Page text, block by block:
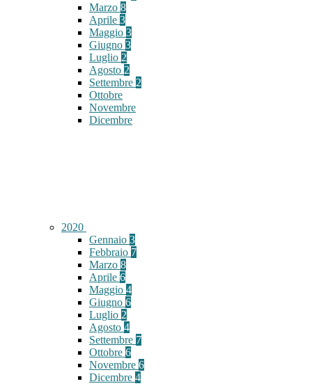
Marzo 8
Aprile 3
Maggio 3
Giugno 3
Luglio 2
Agosto 2
Settembre 2
Ottobre
Novembre
Dicembre
2020
Gennaio 3
Febbraio 7
Marzo 8
Aprile 6
Maggio 4
Giugno 6
Luglio 2
Agosto 4
Settembre 7
Ottobre 6
Novembre 6
Dicembre 4